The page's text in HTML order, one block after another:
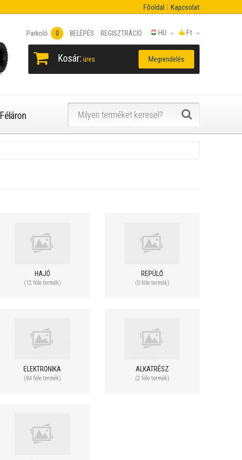
Főoldal Kapcsolat
Ft
HU
Parkoló 0 BELÉPÉS REGISZTRÁCIÓ
Kosár: üres Megrendelés
Féláron
HAJÓ
(12 féle termék)
REPÜLŐ
(0 féle termék)
ELEKTRONIKA
(84 féle termék)
ALKATRÉSZ
(2 féle termék)